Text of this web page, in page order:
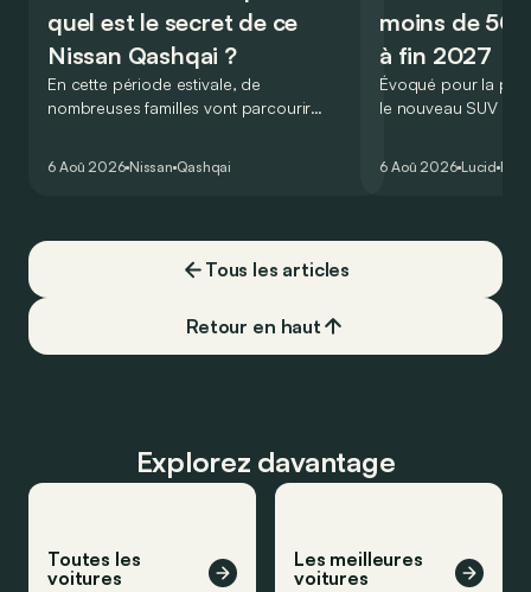
quel est le secret de ce
Nissan Qashqai ?
En cette période estivale, de
nombreuses familles vont parcourir
Qashqai e-Power, il serait possible de
6 Aoû 2026 Nissan Qashqai
moins de
à fin 2027
Évoqué pour la
le nouveau SUV
l’année 2026.
6 Aoû 2026 Lucid
Tous les articles
Retour en haut
Explorez davantage
Toutes les
voitures
Les meilleures
voitures